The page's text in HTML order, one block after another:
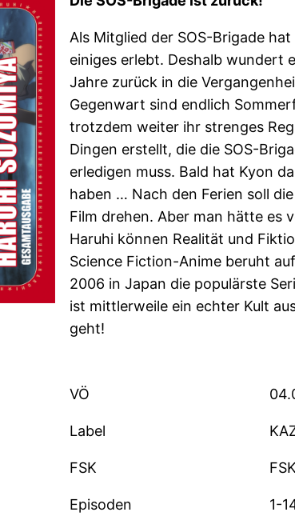
Als Mitglied der SOS-Brigade
einiges erlebt. Deshalb wundert
Jahre zurück in die
Gegenwart sind endlich
trotzdem weiter ihr strenges
Dingen erstellt, die die SOS-
erledigen muss. Bald hat Kyon
haben … Nach den Ferien soll
Film drehen. Aber man hätte es
Haruhi können Realität und
Science Fiction-Anime beruht
2006 in Japan die populärste
ist mittlerweile ein echter Kult
geht!
VÖ
Label
FSK
Episoden 1-